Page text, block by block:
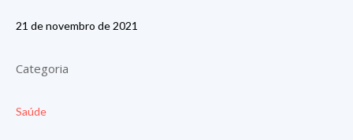
21 de novembro de 2021
Categoria
Saúde